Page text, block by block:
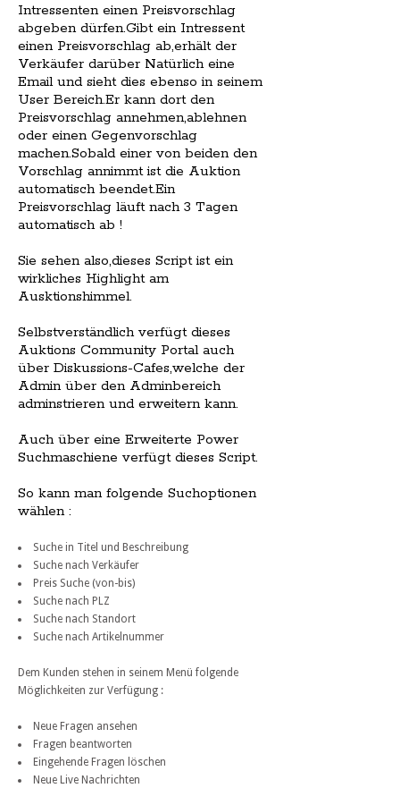
Intressenten einen Preisvorschlag
abgeben dürfen.Gibt ein Intressent
einen Preisvorschlag ab,erhält der
Verkäufer darüber Natürlich eine
Email und sieht dies ebenso in seinem
User Bereich.Er kann dort den
Preisvorschlag annehmen,ablehnen
oder einen Gegenvorschlag
machen.Sobald einer von beiden den
Vorschlag annimmt ist die Auktion
automatisch beendet.Ein
Preisvorschlag läuft nach 3 Tagen
automatisch ab !
Sie sehen also,dieses Script ist ein
wirkliches Highlight am
Ausktionshimmel.
Selbstverständlich verfügt dieses
Auktions Community Portal auch
über Diskussions-Cafes,welche der
Admin über den Adminbereich
adminstrieren und erweitern kann.
Auch über eine Erweiterte Power
Suchmaschiene verfügt dieses Script.
So kann man folgende Suchoptionen
wählen :
Suche in Titel und Beschreibung
Suche nach Verkäufer
Preis Suche (von-bis)
Suche nach PLZ
Suche nach Standort
Suche nach Artikelnummer
Dem Kunden stehen in seinem Menü folgende
Möglichkeiten zur Verfügung :
Neue Fragen ansehen
Fragen beantworten
Eingehende Fragen löschen
Neue Live Nachrichten